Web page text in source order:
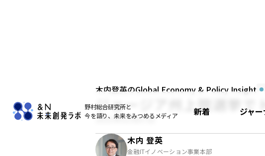
野村総合研究所と
今を語り、未来をみつめるメディア
新着 ジャ
木内登英のGlobal Economy & Policy Insight
ジョージア州上院選挙で
2021年01月07日
木内 登英
金融ITイノベーション事業本部